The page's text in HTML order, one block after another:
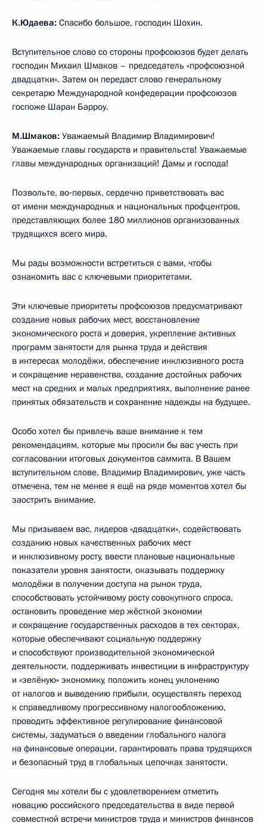
К.Юдаева: Спасибо большое, господин Шохин.
Вступительное слово со стороны профсоюзов будет делать
господин Михаил Шмаков – председатель «профсоюзной
двадцатки». Затем он передаст слово генеральному
секретарю Международной конфедерации профсоюзов
госпоже Шаран Барроу.
М.Шмаков: Уважаемый Владимир Владимирович!
Уважаемые главы государств и правительств! Уважаемые
главы международных организаций! Дамы и господа!
Позвольте, во‑первых, сердечно приветствовать вас
от имени международных и национальных профцентров,
представляющих более 180 миллионов организованных
трудящихся всего мира.
Мы рады возможности встретиться с вами, чтобы
ознакомить вас с ключевыми приоритетами.
Эти ключевые приоритеты профсоюзов предусматривают
создание новых рабочих мест, восстановление
экономического роста и доверия, укрепление активных
программ занятости для рынка труда и действия
в интересах молодёжи, обеспечение инклюзивного роста
и сокращение неравенства, создание достойных рабочих
мест на средних и малых предприятиях, выполнение ранее
принятых обязательств и сохранение надежды на будущее.
Особо хотел бы привлечь ваше внимание к тем
рекомендациям, которые мы просили бы вас учесть при
согласовании итоговых документов саммита. В Вашем
вступительном слове, Владимир Владимирович, уже часть
отмечена, тем не менее я ещё на ряде моментов хотел бы
заострить внимание.
Мы призываем вас, лидеров «двадцатки», содействовать
созданию новых качественных рабочих мест
и инклюзивному росту, ввести плановые национальные
показатели уровня занятости, оказывать поддержку
молодёжи в получении доступа на рынок труда,
способствовать устойчивому росту совокупного спроса,
остановить проведение мер жёсткой экономии
и сокращение государственных расходов в тех секторах,
которые обеспечивают социальную поддержку
и способствуют производительной экономической
деятельности, поддерживать инвестиции в инфраструктуру
и «зелёную» экономику, положить конец уклонению
от налогов и выведению прибыли, осуществлять переход
к справедливому прогрессивному налогообложению,
проводить эффективное регулирование финансовой
системы, задуматься о введении глобального налога
на финансовые операции, гарантировать права трудящихся
и безопасный труд в глобальных цепочках занятости.
Сегодня мы хотели бы с удовлетворением отметить
новацию российского председательства в виде первой
совместной встречи министров труда и министров финансов